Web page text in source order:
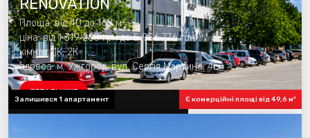
Залишився 1 апартамент Є комерційні площі від 49,6 м²
RENOVATION
Площа: від 40 до 168 м²
ціна: від 1 319 268 грн до 5 956 776 грн
кімнат: 1К, 2К
адреса: м. Ужгород, вул. Сергія Мартина, 4Б
ДЕТАЛЬНІШЕ